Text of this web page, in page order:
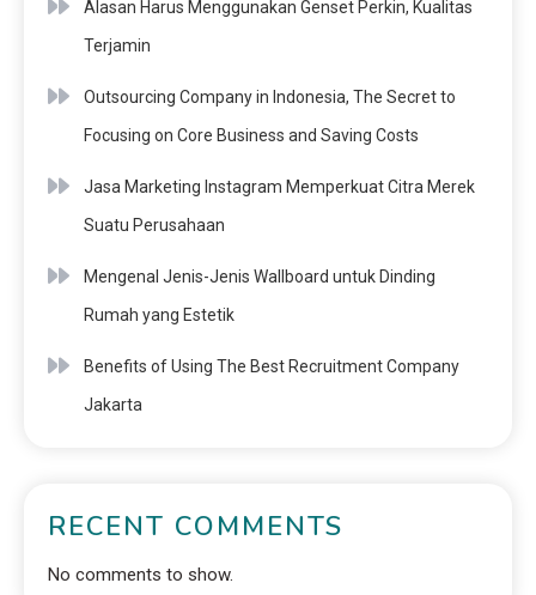
Alasan Harus Menggunakan Genset Perkin, Kualitas
Terjamin
Outsourcing Company in Indonesia, The Secret to
Focusing on Core Business and Saving Costs
Jasa Marketing Instagram Memperkuat Citra Merek
Suatu Perusahaan
Mengenal Jenis-Jenis Wallboard untuk Dinding
Rumah yang Estetik
Benefits of Using The Best Recruitment Company
Jakarta
RECENT COMMENTS
No comments to show.